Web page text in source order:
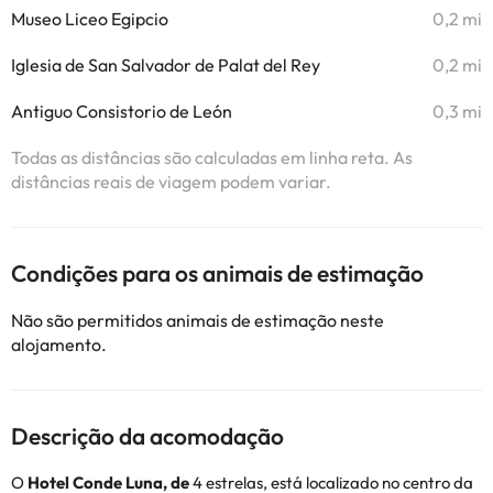
Museo Liceo Egipcio 0,2 mi
Iglesia de San Salvador de Palat del Rey 0,2 mi
Antiguo Consistorio de León 0,3 mi
Todas as distâncias são calculadas em linha reta. As
distâncias reais de viagem podem variar.
Condições para os animais de estimação
Não são permitidos animais de estimação neste
alojamento.
Descrição da acomodação
O Hotel Conde Luna, de4 estrelas, está localizado no centro da